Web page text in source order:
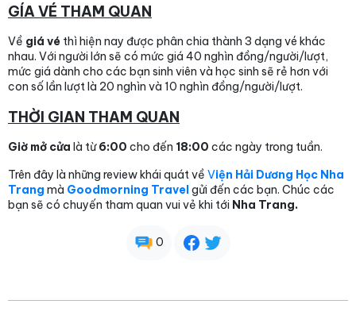
GÍA VÉ THAM QUAN
Về giá vé thì hiện nay được phân chia thành 3 dạng vé khác
nhau. Với người lớn sẽ có mức giá 40 nghìn đồng/người/lượt,
mức giá dành cho các bạn sinh viên và học sinh sẽ rẻ hơn với
con số lần lượt là 20 nghìn và 10 nghìn đồng/người/lượt.
THỜI GIAN THAM QUAN
Giờ mở cửa là từ6:00 cho đến 18:00 các ngày trong tuần.
Trên đây là những review khái quát về Viện Hải Dương Học Nha
Trang mà Goodmorning Travelgửi đến các bạn. Chúc các
bạn sẽ có chuyến tham quan vui vẻ khi tới Nha Trang.
0